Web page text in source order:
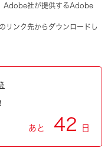
Adobe社が提供するAdobe
リンク先からダウンロードし
あと 42 日